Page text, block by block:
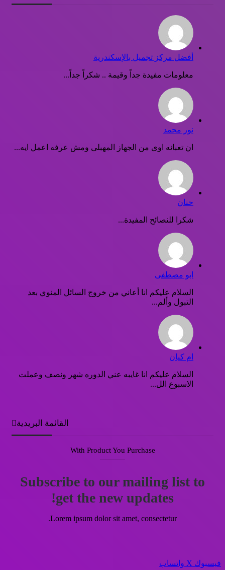
أفضل مركز تجميل بالإسكندرية
معلومات مفيدة جداً وقيمة .. شكراً جداً...
نور محمد
ان تعبانه اوى من الجهاز المهبلى ومش عرفه اعمل ايه...
حنان
شكرا للنصائح المفيدة...
ابو مصطفى
السلام عليكم انا أعاني من خروج السائل المنوي بعد
التبول وألم...
ام كيان
السلام عليكم انا غايبه عني الدوره شهر ونصف وعملت
الاسبوع الل...
القائمة البريدية
With Product You Purchase
Subscribe to our mailing list to
get the new updates!
Lorem ipsum dolor sit amet, consectetur.
فيسبوك ‫X واتساب